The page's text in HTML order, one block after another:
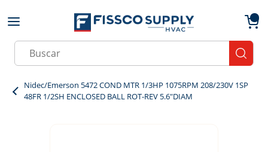
Skip to main content
Site Search
Nidec/Emerson 5472 COND MTR 1/3HP 1075RPM 208/230V 1SP
48FR 1/2SH ENCLOSED BALL ROT-REV 5.6"DIAM